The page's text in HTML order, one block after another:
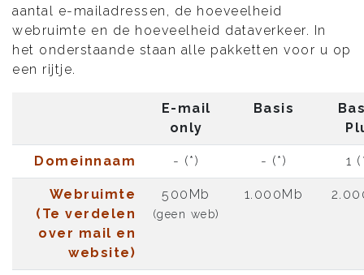
aantal e-mailadressen, de hoeveelheid
webruimte en de hoeveelheid dataverkeer. In
het onderstaande staan alle pakketten voor u op
een rijtje.
E-mail
only
Basis
Domeinnaam - (*) - (*) 1
Webruimte
(Te verdelen
over mail en
website)
500Mb
(geen web)
1.000Mb